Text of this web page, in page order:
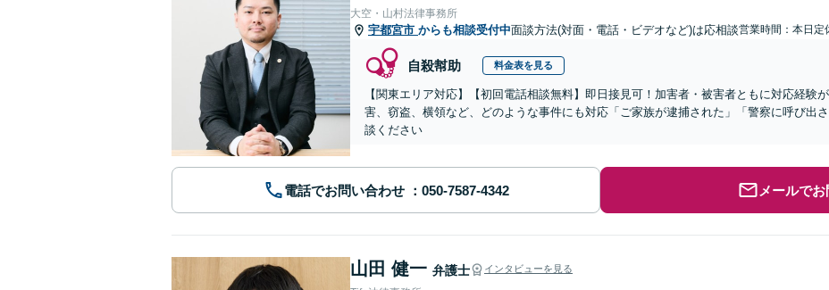
大空・山村法律事務所
宇都宮市 からも相談受付中面談方法(対面・電話・ビデオなど)は応相談営業時間：本日定
自殺幇助 料金表を見る
【関東エリア対応】【初回電話相談無料】即日接見可！加害者・被害者ともに対応経験
害、窃盗、横領など、どのような事件にも対応「ご家族が逮捕された」「警察に呼び出
談ください
電話でお問い合わせ メールで
山田 健一 弁護士 インタビューを見る